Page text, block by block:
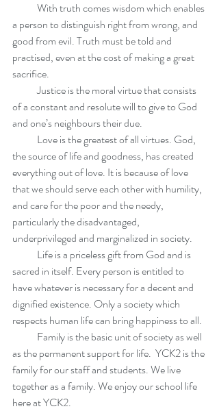
a person to distinguish right from wrong, and
good from evil. Truth must be told and
practised, even at the cost of making a great
sacrifice.
            Justice is the moral virtue that consists
of a constant and resolute will to give to God
and one’s neighbours their due.
the source of life and goodness, has created
everything out of love. It is because of love
that we should serve each other with humility,
and care for the poor and the needy,
particularly the disadvantaged,
underprivileged and marginalized in society.
sacred in itself. Every person is entitled to
have whatever is necessary for a decent and
dignified existence. Only a society which
respects human life can bring happiness to all.
as the permanent support for life.  YCK2 is the
family for our staff and students. We live
together as a family. We enjoy our school life
here at YCK2.